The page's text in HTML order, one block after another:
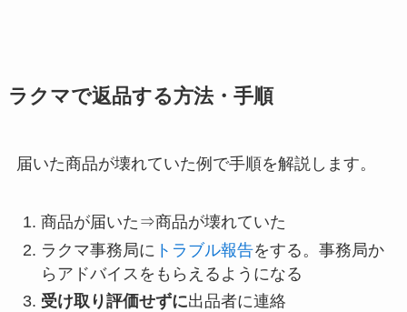
ラクマで返品する方法・手順
届いた商品が壊れていた例で手順を解説します。
商品が届いた⇒商品が壊れていた
ラクマ事務局に トラブル報告をする。事務局か
らアドバイスをもらえるようになる
受け取り評価せずに出品者に連絡